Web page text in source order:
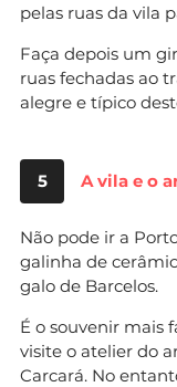
pelas ruas da vila
Faça depois um
ruas fechadas ao
alegre e típico
5 A vila e o
Não pode ir a
galinha de
galo de Barcelos.
É o souvenir mais
visite o atelier do
Carcará. No